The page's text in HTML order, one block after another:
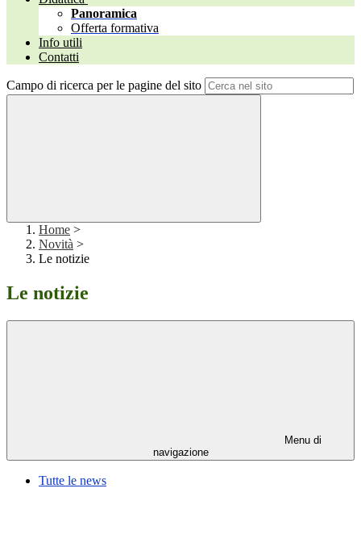
Panoramica
Offerta formativa
Info utili
Contatti
Campo di ricerca per le pagine del sito
Home >
Novità >
Le notizie
Le notizie
Menu di
navigazione
Tutte le news